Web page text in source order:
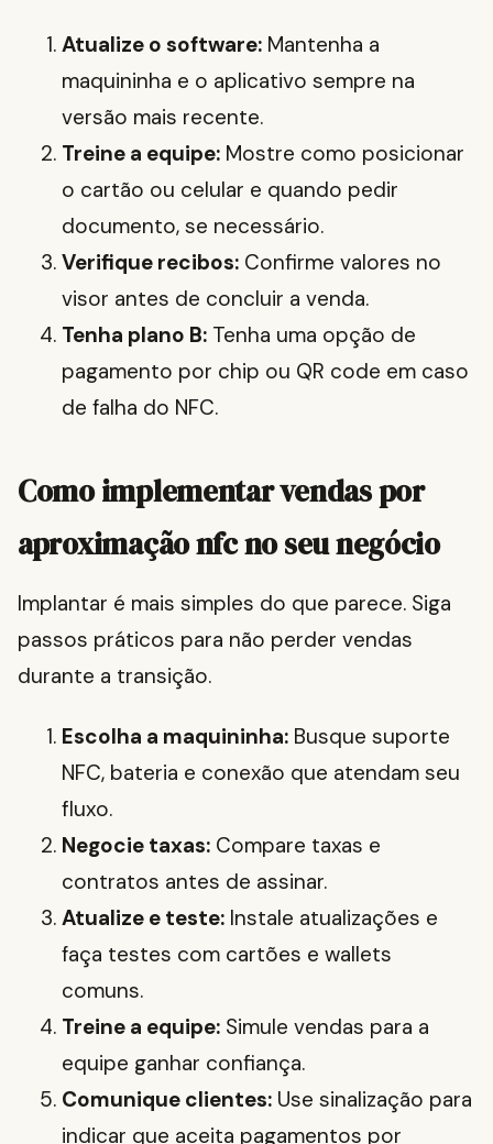
Atualize o software: Mantenha a
maquininha e o aplicativo sempre na
versão mais recente.
Treine a equipe: Mostre como posicionar
o cartão ou celular e quando pedir
documento, se necessário.
Verifique recibos: Confirme valores no
visor antes de concluir a venda.
Tenha plano B: Tenha uma opção de
pagamento por chip ou QR code em caso
de falha do NFC.
Como implementar vendas por
aproximação nfc no seu negócio
Implantar é mais simples do que parece. Siga
passos práticos para não perder vendas
durante a transição.
Escolha a maquininha: Busque suporte
NFC, bateria e conexão que atendam seu
fluxo.
Negocie taxas: Compare taxas e
contratos antes de assinar.
Atualize e teste: Instale atualizações e
faça testes com cartões e wallets
comuns.
Treine a equipe: Simule vendas para a
equipe ganhar confiança.
Comunique clientes: Use sinalização para
indicar que aceita pagamentos por